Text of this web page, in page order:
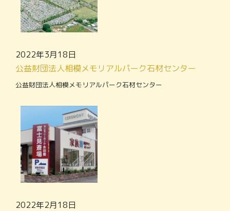
2022年3月18日
公益財団法人相模メモリアルパーク石材センター
公益財団法人相模メモリアルパーク石材センター
2022年2月18日